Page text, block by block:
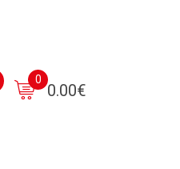
0.00€
0